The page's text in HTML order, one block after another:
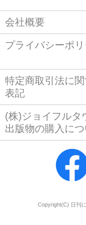
会社概要
プライバシーポ
特定商取引法に関
表記
(株)ジョイフルタ
出版物の購入につ
Copyright(C) 日刊